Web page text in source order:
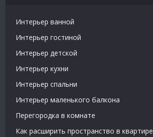
Интерьер ванной
Интерьер гостиной
Интерьер детской
Интерьер кухни
Интерьер спальни
Интерьер маленького балкона
Перегородка в комнате
Как расширить пространство в квартире